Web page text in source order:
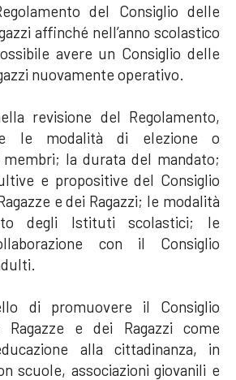
del Consiglio delle
affinché nell’anno scolastico
avere un Consiglio delle
nuovamente operativo.
revisione del Regolamento,
le modalità di elezione o
membri; la durata del mandato;
e propositive del Consiglio
e dei Ragazzi; le modalità
degli Istituti scolastici; le
con il Consiglio
di promuovere il Consiglio
Ragazze e dei Ragazzi come
alla cittadinanza, in
scuole, associazioni giovanili e